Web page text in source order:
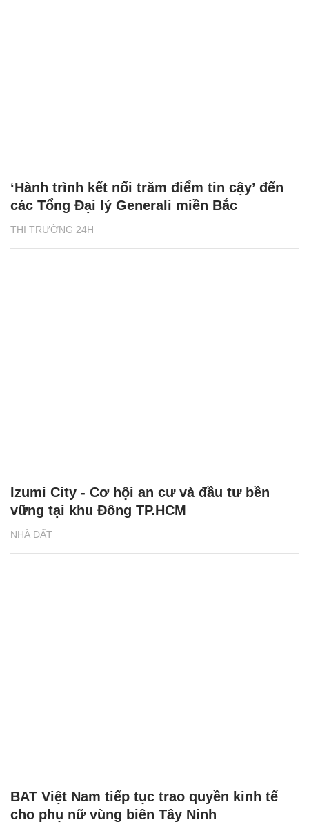
THỊ TRƯỜNG 24H
‘Hành trình kết nối trăm điểm tin cậy’ đến
các Tổng Đại lý Generali miền Bắc
NHÀ ĐẤT
Izumi City - Cơ hội an cư và đầu tư bền
vững tại khu Đông TP.HCM
BAT Việt Nam tiếp tục trao quyền kinh tế
cho phụ nữ vùng biên Tây Ninh